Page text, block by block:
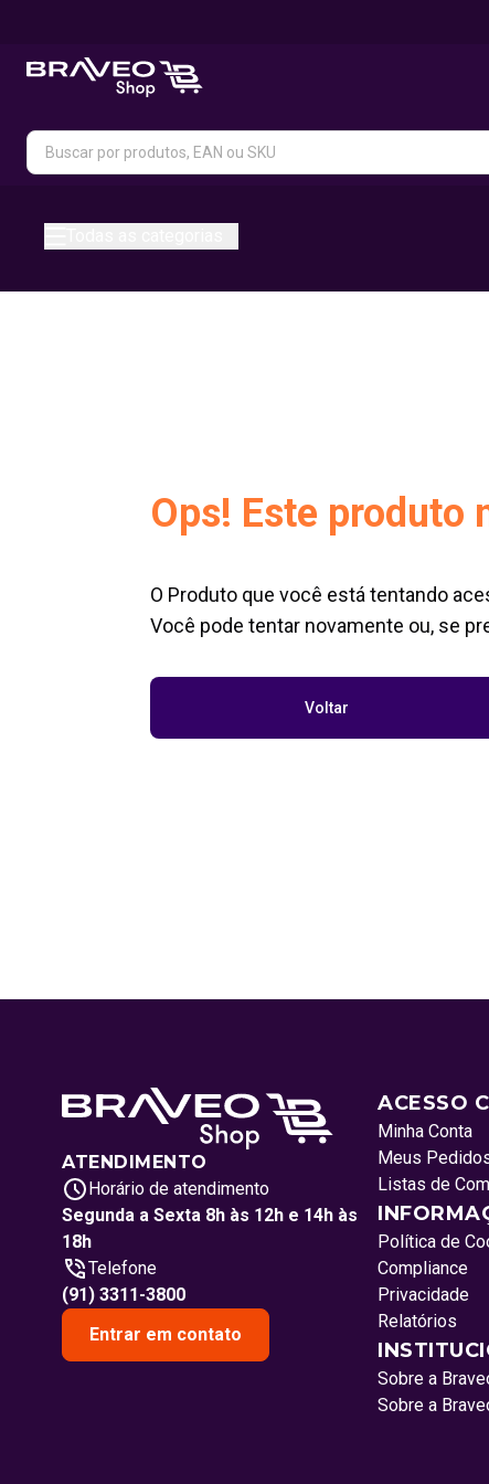
Ops! Este produto
O Produto que você está tentando
Você pode tentar novamente ou, se
Voltar
ATENDIMENTO
Horário de atendimento
Segunda a Sexta 8h às 12h e 14h às
18h
Telefone
(91) 3311-3800
Entrar em contato
ACESSO
Minha Conta
Meus
Listas de
Política de
Compliance
Privacidade
Relatórios
Sobre a
Sobre a